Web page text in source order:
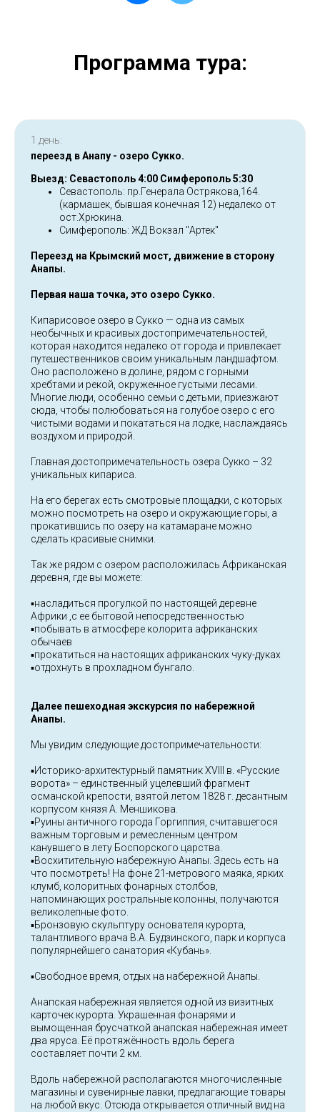
Программа тура:
1 день:
переезд в Анапу - озеро Сукко.
Выезд: Севастополь 4:00 Симферополь 5:30
Севастополь: пр.Генерала Острякова,164.
(кармашек, бывшая конечная 12) недалеко от
ост.Хрюкина.
Симферополь: ЖД Вокзал "Артек"
Переезд на Крымский мост, движение в сторону
Анапы.
Первая наша точка, это озеро Сукко.
Кипарисовое озеро в Сукко — одна из самых
необычных и красивых достопримечательностей,
которая находится недалеко от города и привлекает
путешественников своим уникальным ландшафтом.
Оно расположено в долине, рядом с горными
хребтами и рекой, окруженное густыми лесами.
Многие люди, особенно семьи с детьми, приезжают
сюда, чтобы полюбоваться на голубое озеро с его
чистыми водами и покататься на лодке, наслаждаясь
воздухом и природой.
Главная достопримечательность озера Сукко – 32
уникальных кипариса.
На его берегах есть смотровые площадки, с которых
можно посмотреть на озеро и окружающие горы, а
прокатившись по озеру на катамаране можно
сделать красивые снимки.
Так же рядом с озером расположилась Африканская
деревня, где вы можете:
▪️насладиться прогулкой по настоящей деревне
Африки ,с ее бытовой непосредственностью
▪️побывать в атмосфере колорита африканских
обычаев
▪️прокатиться на настоящих африканских чуку-дуках
▪️отдохнуть в прохладном бунгало.
Далее пешеходная экскурсия по набережной
Анапы.
Мы увидим следующие достопримечательности:
▪️Историко-архитектурный памятник XVIII в. «Русские
ворота» – единственный уцелевший фрагмент
османской крепости, взятой летом 1828 г. десантным
корпусом князя А. Меншикова.
▪️Руины античного города Горгиппия, считавшегося
важным торговым и ремесленным центром
канувшего в лету Боспорского царства.
▪️Восхитительную набережную Анапы. Здесь есть на
что посмотреть! На фоне 21-метрового маяка, ярких
клумб, колоритных фонарных столбов,
напоминающих ростральные колонны, получаются
великолепные фото.
▪️Бронзовую скульптуру основателя курорта,
талантливого врача В.А. Будзинского, парк и корпуса
популярнейшего санатория «Кубань».
▪️Свободное время, отдых на набережной Анапы.
Анапская набережная является одной из визитных
карточек курорта. Украшенная фонарями и
вымощенная брусчаткой анапская набережная имеет
два яруса. Её протяжённость вдоль берега
составляет почти 2 км.
Вдоль набережной располагаются многочисленные
магазины и сувенирные лавки, предлагающие товары
на любой вкус. Отсюда открывается отличный вид на